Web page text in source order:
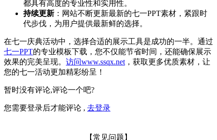
都具有高度的专业性和实用性。
持续更新 ：网站不断更新最新的七一PPT素材，紧跟时
代步伐，为用户提供最新鲜的选择。
在七一庆典活动中，选择合适的展示工具是成功的一半。通过
七一PPT的专业模板下载，您不仅能节省时间，还能确保展示
效果的完美呈现。 访问www.ssqx.net ，获取更多优质素材，让
您的七一活动更加精彩纷呈！
暂时没有评论,评论一个吧?
您需要登录后才能评论 , 去登录
【常见问题】